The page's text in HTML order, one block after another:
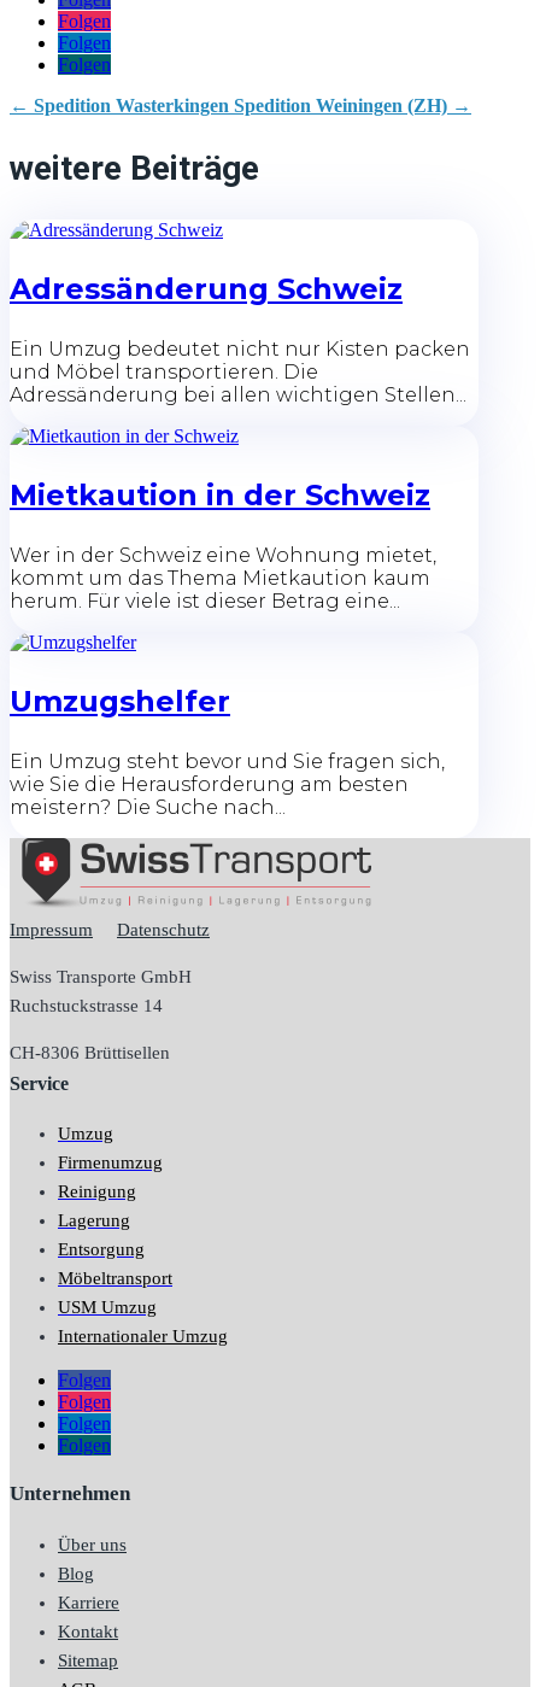
Folgen
Folgen
Folgen
← Spedition Wasterkingen Spedition Weiningen (ZH) →
weitere Beiträge
Adressänderung Schweiz
Ein Umzug bedeutet nicht nur Kisten packen
und Möbel transportieren. Die
Adressänderung bei allen wichtigen Stellen...
Mietkaution in der Schweiz
Wer in der Schweiz eine Wohnung mietet,
kommt um das Thema Mietkaution kaum
herum. Für viele ist dieser Betrag eine...
Umzugshelfer
Ein Umzug steht bevor und Sie fragen sich,
wie Sie die Herausforderung am besten
meistern? Die Suche nach...
Impressum Datenschutz
Swiss Transporte GmbH
Ruchstuckstrasse 14
CH-8306 Brüttisellen
Service
Umzug
Firmenumzug
Reinigung
Lagerung
Entsorgung
Möbeltransport
USM Umzug
Internationaler Umzug
Folgen
Folgen
Folgen
Folgen
Unternehmen
Über uns
Blog
Karriere
Kontakt
Sitemap